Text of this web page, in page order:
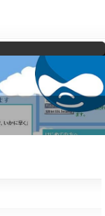
い方へ…まずはご相談く